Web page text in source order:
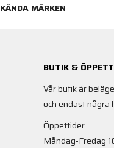
KÄNDA MÄRKEN
BUTIK &
Vår butik är
och endast några
Öppettider
Måndag-Fredag